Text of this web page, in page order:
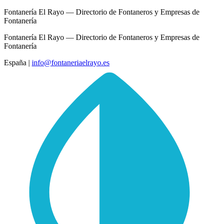
Fontanería El Rayo — Directorio de Fontaneros y Empresas de
Fontanería
Fontanería El Rayo — Directorio de Fontaneros y Empresas de
Fontanería
España | info@fontaneriaelrayo.es